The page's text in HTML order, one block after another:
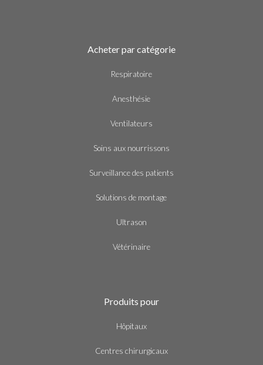
Acheter par catégorie
Respiratoire
Anesthésie
Ventilateurs
Soins aux nourrissons
Surveillance des patients
Solutions de montage
Ultrason
Vétérinaire
Produits pour
Hôpitaux
Centres chirurgicaux